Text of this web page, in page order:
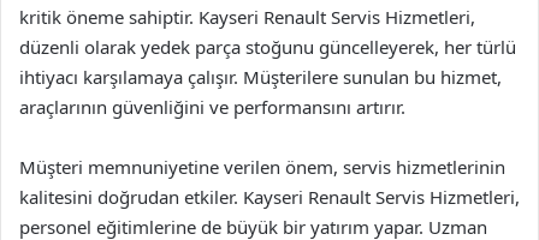
kritik öneme sahiptir. Kayseri Renault Servis Hizmetleri,
düzenli olarak yedek parça stoğunu güncelleyerek, her türlü
ihtiyacı karşılamaya çalışır. Müşterilere sunulan bu hizmet,
araçlarının güvenliğini ve performansını artırır.
Müşteri memnuniyetine verilen önem, servis hizmetlerinin
kalitesini doğrudan etkiler. Kayseri Renault Servis Hizmetleri,
personel eğitimlerine de büyük bir yatırım yapar. Uzman